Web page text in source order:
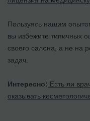
Пользуясь нашим
вы избежите типичных
своего салона, а не на
задач.
Интересно: Есть ли
оказывать